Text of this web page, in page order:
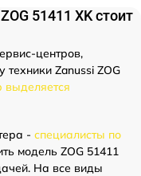
51411 XK стоит
центров,
техники Zanussi ZOG
выделяется
- специалисты по
модель ZOG 51411
На все виды